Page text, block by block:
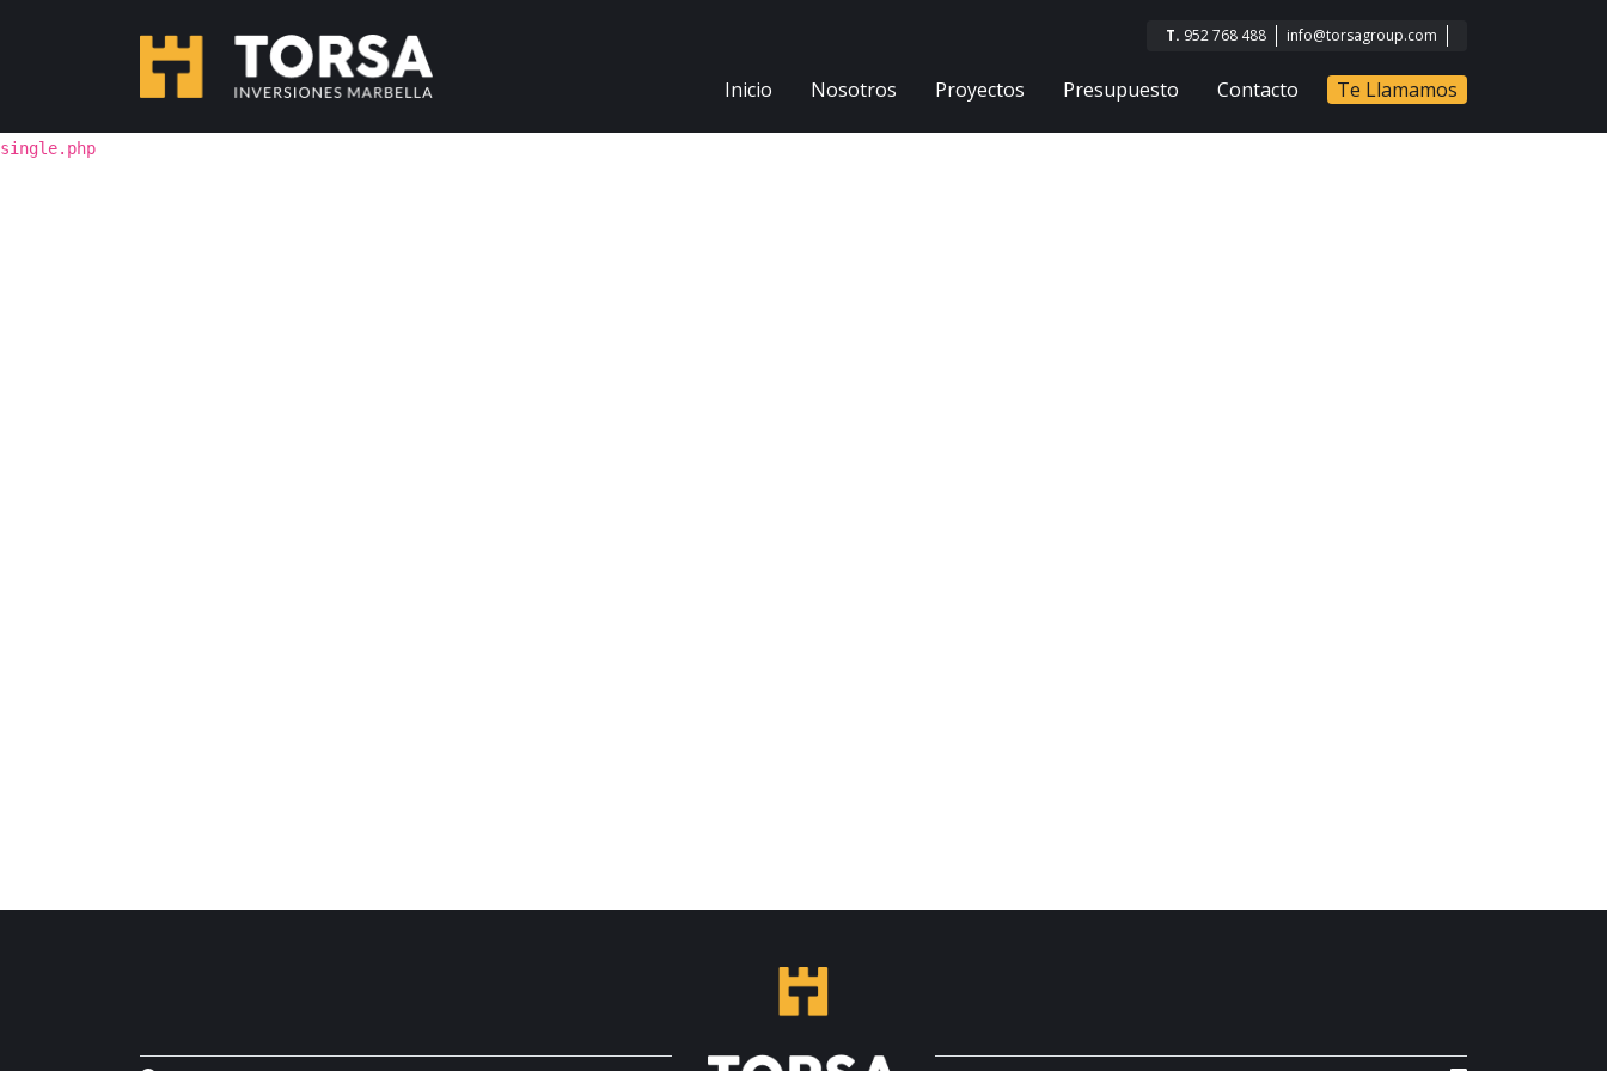
T. 952 768 488 info@torsagroup.com
Inicio Nosotros Proyectos Presupuesto Contacto Te Llamamos
single.php